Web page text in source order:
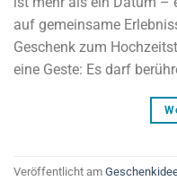
auf gemeinsame
Geschenk zum
eine Geste: Es darf
Veröffentlicht am